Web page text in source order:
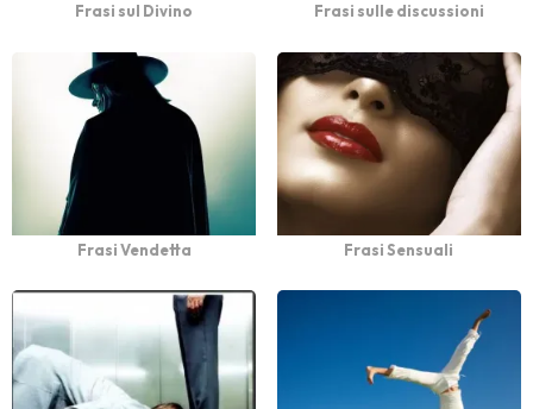
Frasi sul Divino Frasi sulle discussioni
Frasi Vendetta Frasi Sensuali